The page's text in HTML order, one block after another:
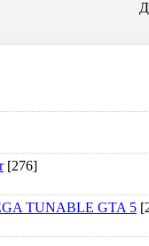
[276]
TUNABLE GTA 5